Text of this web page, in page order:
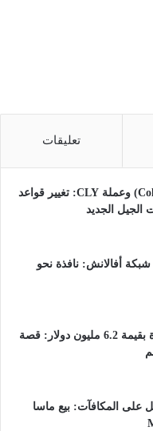
تعليقات
منصة كولوني (Colony) وعملة CLY: تغيير قواعد
الجيل الجديد
أفالانش: نافذة نحو
جاستن صن والموزة بقيمة 6.2 مليون دولار: قصة
على المكافآت: بيع ماسا